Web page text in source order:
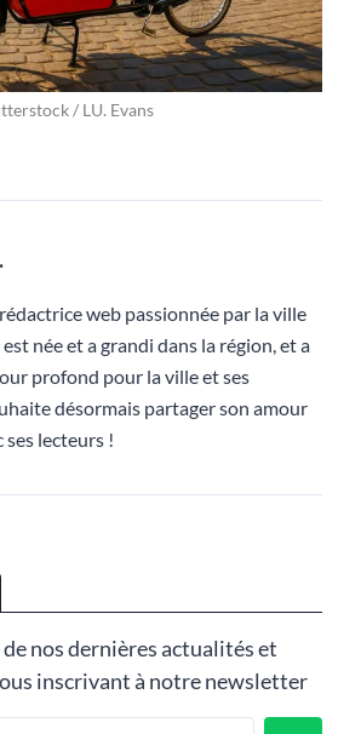
/ LU. Evans
web passionnée par la ville
née et a grandi dans la région, et a
profond pour la ville et ses
désormais partager son amour
ses lecteurs !
nos dernières actualités et
inscrivant à notre newsletter